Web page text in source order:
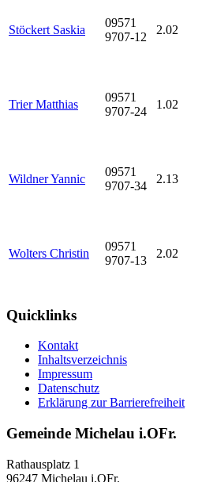
Stöckert Saskia
09571
9707-12
2.02
Trier Matthias
09571
9707-24
1.02
Wildner Yannic
09571
9707-34
2.13
Wolters Christin
09571
9707-13
2.02
Quicklinks
Kontakt
Inhaltsverzeichnis
Impressum
Datenschutz
Erklärung zur Barrierefreiheit
Gemeinde Michelau i.OFr.
Rathausplatz 1
96247 Michelau i.OFr.